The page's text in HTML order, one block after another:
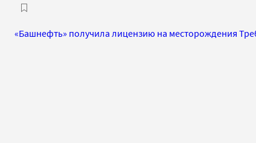
«Башнефть» получила лицензию на месторождения